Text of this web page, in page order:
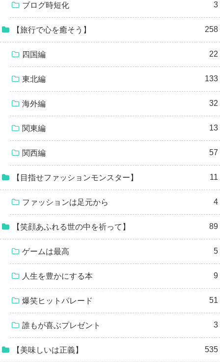
ブログ時短化 3
【旅行で心を癒そう】 258
四国編 22
東北編 133
海外編 32
関東編 13
関西編 57
【目指せファッションモンスター】 11
ファッションは足元から 4
【笑顔あふれる世の中を祈って】 89
ゲームは最高 5
人生を豊かにする本 9
爆笑ヒットパレード 51
誰もが喜ぶプレゼント 3
【美味しいは正義】 535